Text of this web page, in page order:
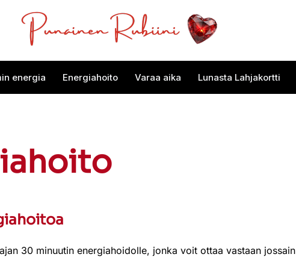
energia Energiahoito Varaa aika Lunasta Lahjakortti
30 minuutin energiahoidolle, jonka voit ottaa vastaan jossain